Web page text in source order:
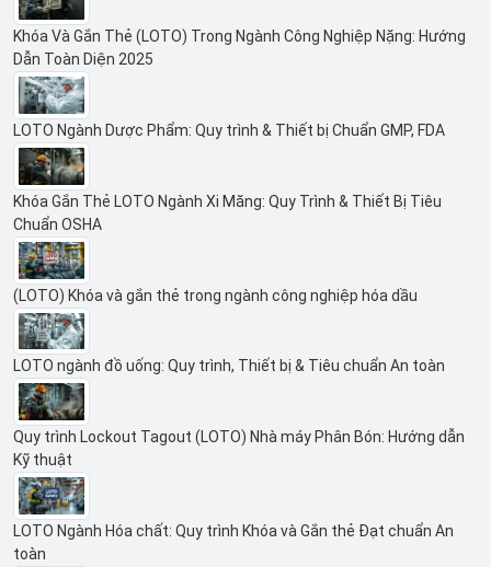
Khóa Và Gắn Thẻ (LOTO) Trong Ngành Công Nghiệp Nặng: Hướng
Dẫn Toàn Diện 2025
LOTO Ngành Dược Phẩm: Quy trình & Thiết bị Chuẩn GMP, FDA
Khóa Gắn Thẻ LOTO Ngành Xi Măng: Quy Trình & Thiết Bị Tiêu
Chuẩn OSHA
(LOTO) Khóa và gắn thẻ trong ngành công nghiệp hóa dầu
LOTO ngành đồ uống: Quy trình, Thiết bị & Tiêu chuẩn An toàn
Quy trình Lockout Tagout (LOTO) Nhà máy Phân Bón: Hướng dẫn
Kỹ thuật
LOTO Ngành Hóa chất: Quy trình Khóa và Gắn thẻ Đạt chuẩn An
toàn